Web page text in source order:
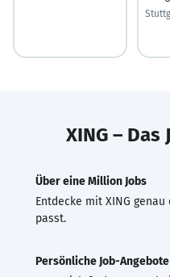
XING –
Über eine Million Jobs
Entdecke mit XING
passt.
Persönliche Job-Angebote